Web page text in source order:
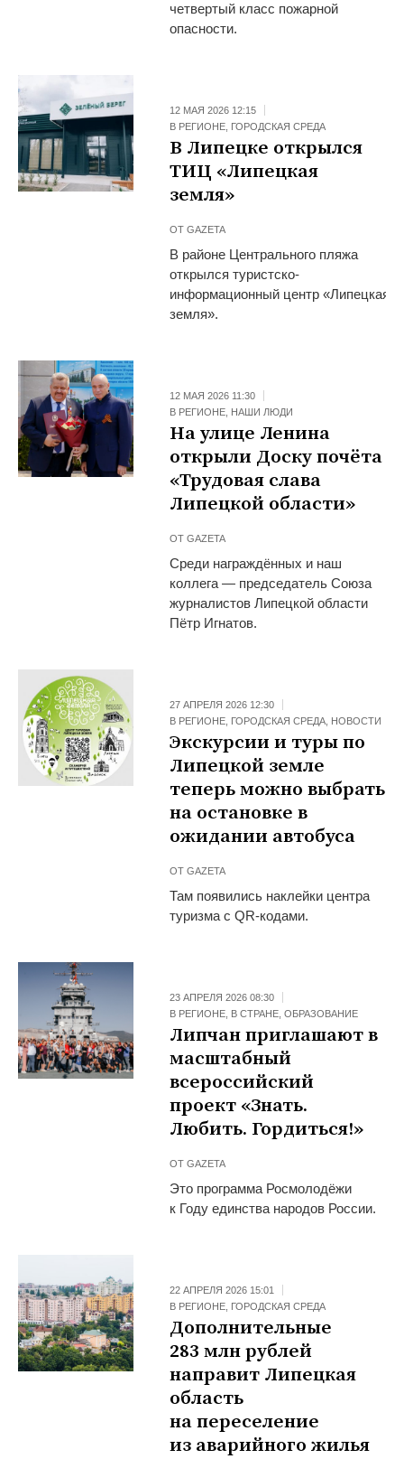
четвертый класс пожарной
опасности.
12 МАЯ 2026 12:15
В РЕГИОНЕ, ГОРОДСКАЯ СРЕДА
В Липецке открылся
ТИЦ «Липецкая
земля»
ОТGAZETA
В районе Центрального пляжа
открылся туристско-
информационный центр «Липецкая
земля».
12 МАЯ 2026 11:30
В РЕГИОНЕ, НАШИ ЛЮДИ
На улице Ленина
открыли Доску почёта
«Трудовая слава
Липецкой области»
ОТGAZETA
Среди награждённых и наш
коллега — председатель Союза
журналистов Липецкой области
Пётр Игнатов.
27 АПРЕЛЯ 2026 12:30
В РЕГИОНЕ, ГОРОДСКАЯ СРЕДА, НОВОСТИ
Экскурсии и туры по
Липецкой земле
теперь можно выбрать
на остановке в
ожидании автобуса
ОТGAZETA
Там появились наклейки центра
туризма с QR-кодами.
23 АПРЕЛЯ 2026 08:30
В РЕГИОНЕ, В СТРАНЕ,ОБРАЗОВАНИЕ
Липчан приглашают в
масштабный
всероссийский
проект «Знать.
Любить. Гордиться!»
ОТGAZETA
Это программа Росмолодёжи
к Году единства народов России.
22 АПРЕЛЯ 2026 15:01
В РЕГИОНЕ, ГОРОДСКАЯ СРЕДА
Дополнительные
283 млн рублей
направит Липецкая
область
на переселение
из аварийного жилья